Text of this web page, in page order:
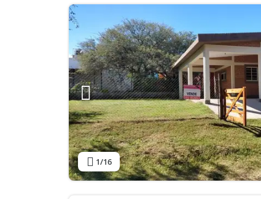
1/16